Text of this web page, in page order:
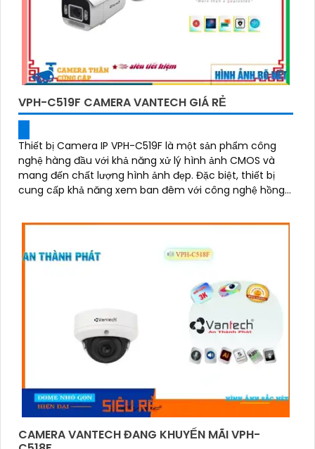
VPH-C519F CAMERA VANTECH GIÁ RẺ
Thiết bị Camera IP VPH-C519F là một sản phẩm công
nghệ hàng đầu với khả năng xử lý hình ảnh CMOS và
mang đến chất lượng hình ảnh đẹp. Đặc biệt, thiết bị
cung cấp khả năng xem ban đêm với công nghệ hồng
CAMERA VANTECH ĐANG KHUYẾN MÃI VPH-